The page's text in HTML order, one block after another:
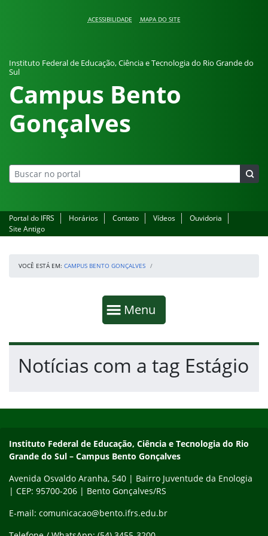
ACESSIBILIDADE MAPA DO SITE
Instituto Federal de Educação, Ciência e Tecnologia do Rio Grande do
Sul
Campus Bento
Gonçalves
Portal do IFRS Horários Contato Vídeos
Ouvidoria
Site Antigo
VOCÊ ESTÁ EM: CAMPUS BENTO GONÇALVES
Mostrar
Menu
Fim da navegação
Início do conteúdo
Notícias com a tag Estágio
Contato
Instituto Federal de Educação, Ciência e Tecnologia do Rio
Grande do Sul – Campus Bento Gonçalves
Avenida Osvaldo Aranha, 540 | Bairro Juventude da Enologia
| CEP: 95700-206 | Bento Gonçalves/RS
E-mail: comunicacao@bento.ifrs.edu.br